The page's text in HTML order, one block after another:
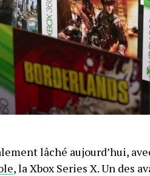
lâché aujourd’hui,
, la Xbox Series X. Un des